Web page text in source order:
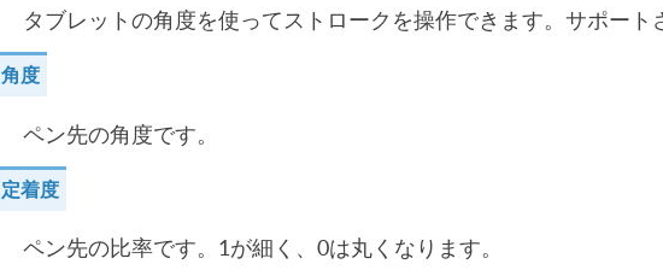
タブレットの角度を使ってストロークを操作できます。サポート
角度
ペン先の角度です。
定着度
ペン先の比率です。1が細く、0は丸くなります。